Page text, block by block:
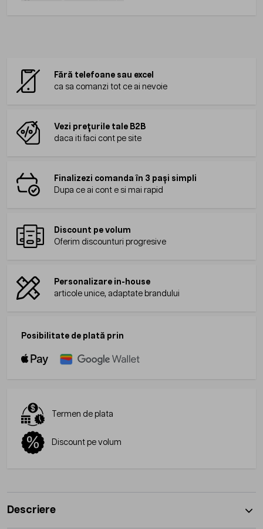
Fără telefoane sau excel
ca sa comanzi tot ce ai nevoie
Vezi prețurile tale B2B
daca iti faci cont pe site
Finalizezi comanda în 3 pași simpli
Dupa ce ai cont e si mai rapid
Discount pe volum
Oferim discounturi progresive
Personalizare in-house
articole unice, adaptate brandului
Posibilitate de plată prin
Termen de plata
Discount pe volum
Descriere